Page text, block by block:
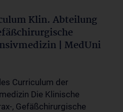
Klin. Abteilung
| MedUni
Curriculum der
Die Klinische
, Gefäßchirurgische